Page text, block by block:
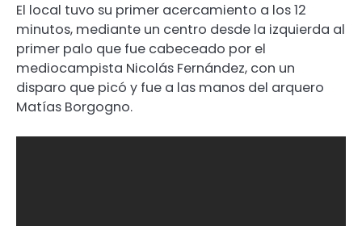
El local tuvo su primer acercamiento a los 12
minutos, mediante un centro desde la izquierda al
primer palo que fue cabeceado por el
mediocampista Nicolás Fernández, con un
disparo que picó y fue a las manos del arquero
Matías Borgogno.